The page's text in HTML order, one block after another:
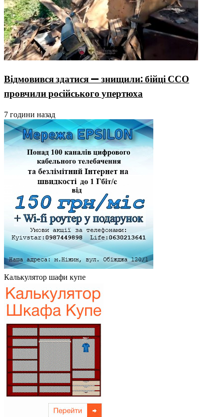
Відмовився здатися — знищили: бійці ССО
провчили російського упертюха
7 години назад
Калькулятор шафи купе